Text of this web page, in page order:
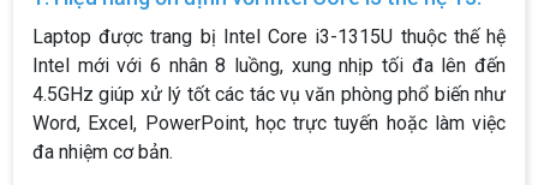
Laptop được trang bị Intel Core i3-1315U thuộc thế hệ
Intel mới với 6 nhân 8 luồng, xung nhịp tối đa lên đến
4.5GHz giúp xử lý tốt các tác vụ văn phòng phổ biến như
Word, Excel, PowerPoint, học trực tuyến hoặc làm việc
đa nhiệm cơ bản.